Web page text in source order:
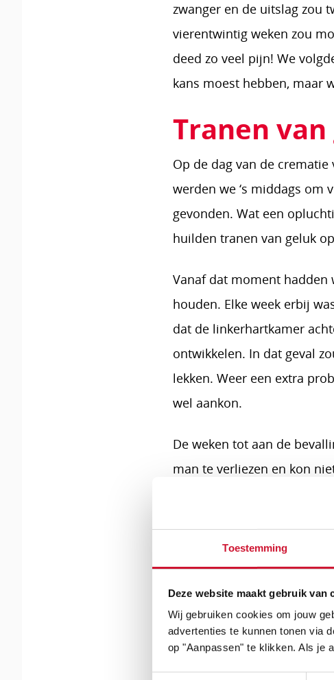
Toestemming
Deze website maakt gebruik van
Wij gebruiken cookies om jouw
advertenties te kunnen tonen via
op "Aanpassen" te klikken. Als je
zwanger en de uitslag zou
vierentwintig weken zou
deed zo veel pijn! We
kans moest hebben, maar
Tranen
Op de dag van de
werden we ‘s middags om
gevonden. Wat een
huilden tranen van geluk
Vanaf dat moment hadden
houden. Elke week erbij
dat de linkerhartkamer
ontwikkelen. In dat geval
lekken. Weer een extra
wel aankon.
De weken tot aan de
man te verliezen en kon
was. Elke dag zei ik
even! Hiermee hielp ik
De situatie bij de volgende
Geplande